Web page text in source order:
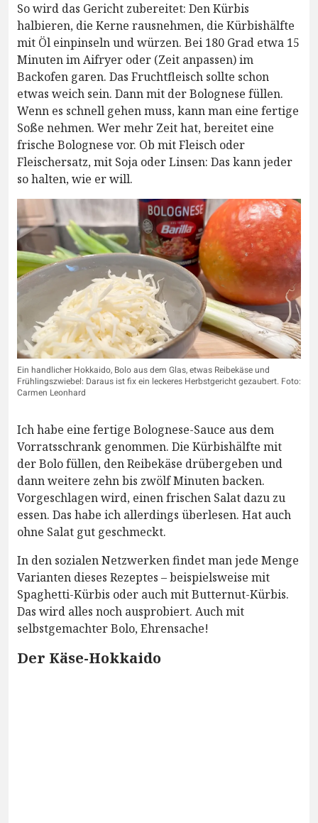
So wird das Gericht zubereitet: Den Kürbis
halbieren, die Kerne rausnehmen, die Kürbishälfte
mit Öl einpinseln und würzen. Bei 180 Grad etwa 15
Minuten im Aifryer oder (Zeit anpassen) im
Backofen garen. Das Fruchtfleisch sollte schon
etwas weich sein. Dann mit der Bolognese füllen.
Wenn es schnell gehen muss, kann man eine fertige
Soße nehmen. Wer mehr Zeit hat, bereitet eine
frische Bolognese vor. Ob mit Fleisch oder
Fleischersatz, mit Soja oder Linsen: Das kann jeder
so halten, wie er will.
Ein handlicher Hokkaido, Bolo aus dem Glas, etwas Reibekäse und
Frühlingszwiebel: Daraus ist fix ein leckeres Herbstgericht gezaubert. Foto:
Carmen Leonhard
Ich habe eine fertige Bolognese-Sauce aus dem
Vorratsschrank genommen. Die Kürbishälfte mit
der Bolo füllen, den Reibekäse drübergeben und
dann weitere zehn bis zwölf Minuten backen.
Vorgeschlagen wird, einen frischen Salat dazu zu
essen. Das habe ich allerdings überlesen. Hat auch
ohne Salat gut geschmeckt.
In den sozialen Netzwerken findet man jede Menge
Varianten dieses Rezeptes – beispielsweise mit
Spaghetti-Kürbis oder auch mit Butternut-Kürbis.
Das wird alles noch ausprobiert. Auch mit
selbstgemachter Bolo, Ehrensache!
Der Käse-Hokkaido